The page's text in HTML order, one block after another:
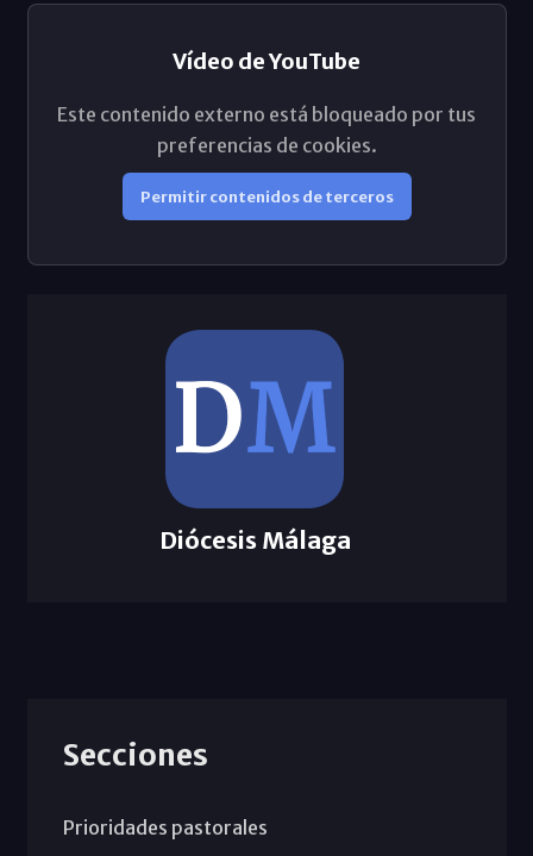
Vídeo de YouTube
Este contenido externo está bloqueado por tus
preferencias de cookies.
Permitir contenidos de terceros
Diócesis Málaga
Secciones
Prioridades pastorales